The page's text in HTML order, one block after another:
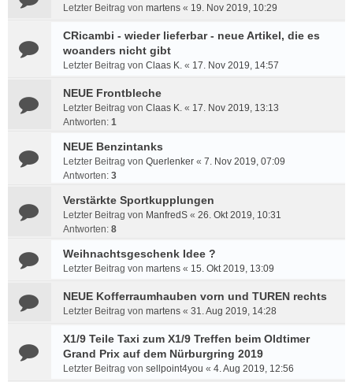
Letzter Beitrag von martens « 19. Nov 2019, 10:29
CRicambi - wieder lieferbar - neue Artikel, die es
woanders nicht gibt
Letzter Beitrag von Claas K. « 17. Nov 2019, 14:57
NEUE Frontbleche
Letzter Beitrag von Claas K. « 17. Nov 2019, 13:13
Antworten: 1
NEUE Benzintanks
Letzter Beitrag von Querlenker « 7. Nov 2019, 07:09
Antworten: 3
Verstärkte Sportkupplungen
Letzter Beitrag von ManfredS « 26. Okt 2019, 10:31
Antworten: 8
Weihnachtsgeschenk Idee ?
Letzter Beitrag von martens « 15. Okt 2019, 13:09
NEUE Kofferraumhauben vorn und TUREN rechts
Letzter Beitrag von martens « 31. Aug 2019, 14:28
X1/9 Teile Taxi zum X1/9 Treffen beim Oldtimer
Grand Prix auf dem Nürburgring 2019
Letzter Beitrag von sellpoint4you « 4. Aug 2019, 12:56